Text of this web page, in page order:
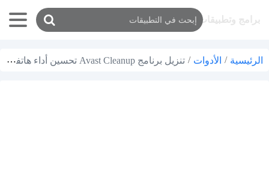
برامج وتطبيقات
الرئيسية / الأدوات / تنزيل برنامج Avast Cleanup تحسين أداء هاتفك بسهولة وفاعلية